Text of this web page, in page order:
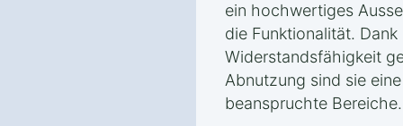
ein hochwertiges
die Funktionalität.
Widerstandsfähigkeit
Abnutzung sind sie
beanspruchte Bereiche.